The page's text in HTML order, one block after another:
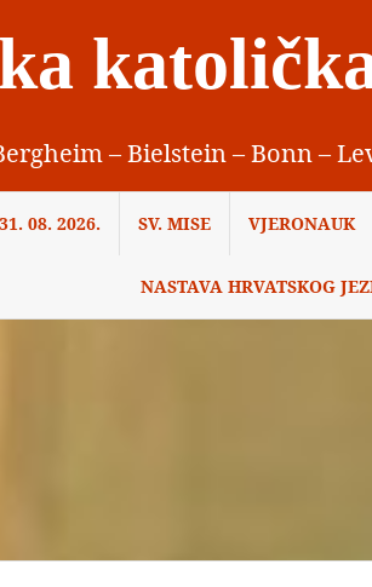
– Bielstein – Bonn –
08. 2026. SV. MISE VJERONAUK
NASTAVA HRVATSKOG